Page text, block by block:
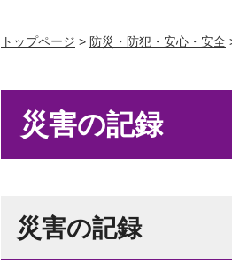
トップページ > 防災・防犯・安心・安全
災害の記録
災害の記録